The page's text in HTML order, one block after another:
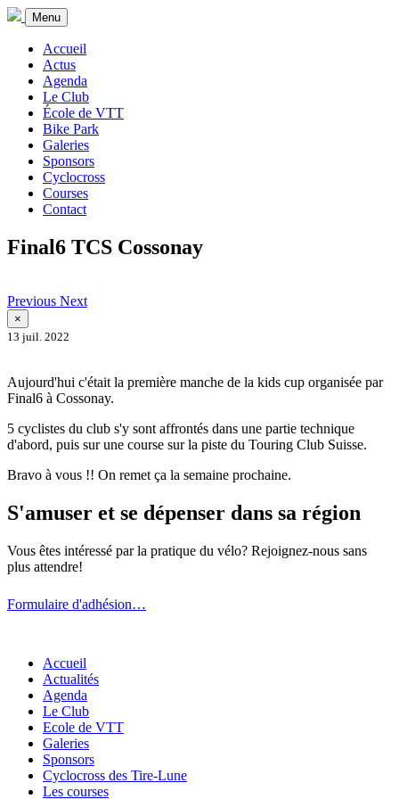
Menu
Accueil
Actus
Agenda
Le Club
École de VTT
Bike Park
Galeries
Sponsors
Cyclocross
Courses
Contact
Final6 TCS Cossonay
Previous Next
×
13 juil. 2022
Aujourd'hui c'était la première manche de la kids cup organisée par
Final6 à Cossonay.
5 cyclistes du club s'y sont affrontés dans une partie technique
d'abord, puis sur une course sur la piste du Touring Club Suisse.
Bravo à vous !! On remet ça la semaine prochaine.
S'amuser et se dépenser dans sa région
Vous êtes intéressé par la pratique du vélo? Rejoignez-nous sans
plus attendre!
Formulaire d'adhésion…
Accueil
Actualités
Agenda
Le Club
Ecole de VTT
Galeries
Sponsors
Cyclocross des Tire-Lune
Les courses